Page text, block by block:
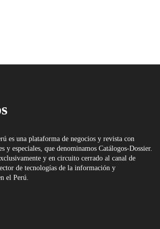
es una plataforma de negocios y revista con
y especiales, que denominamos Catálogos-Dossier.
y en circuito cerrado al canal de
de tecnologías de la información y
el Perú.